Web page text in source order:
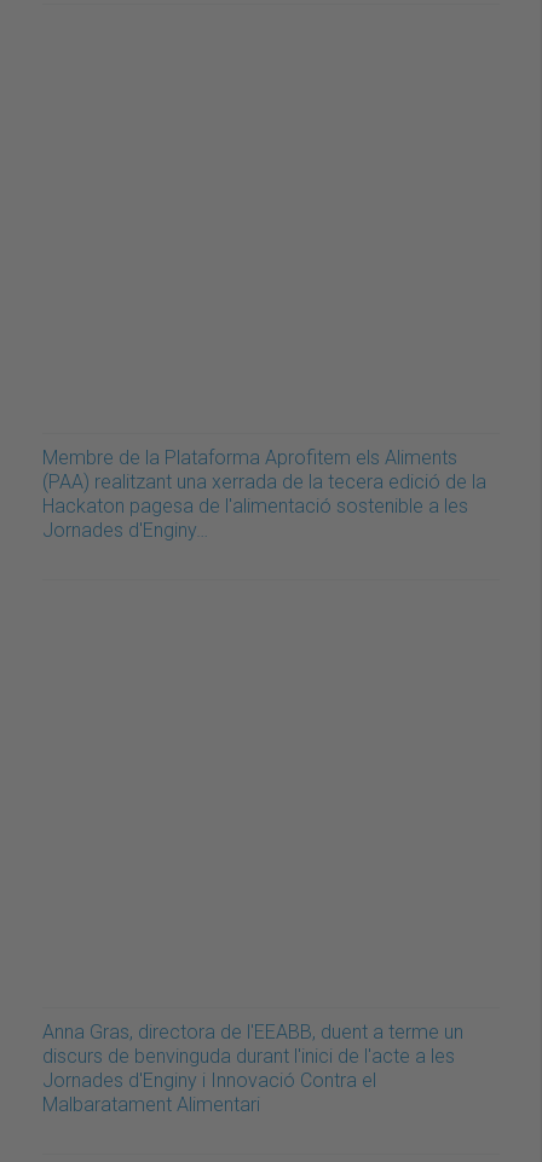
Membre de la Plataforma Aprofitem els Aliments
(PAA) realitzant una xerrada de la tecera edició de la
Hackaton pagesa de l'alimentació sostenible a les
Jornades d'Enginy…
Anna Gras, directora de l'EEABB, duent a terme un
discurs de benvinguda durant l'inici de l'acte a les
Jornades d'Enginy i Innovació Contra el
Malbaratament Alimentari